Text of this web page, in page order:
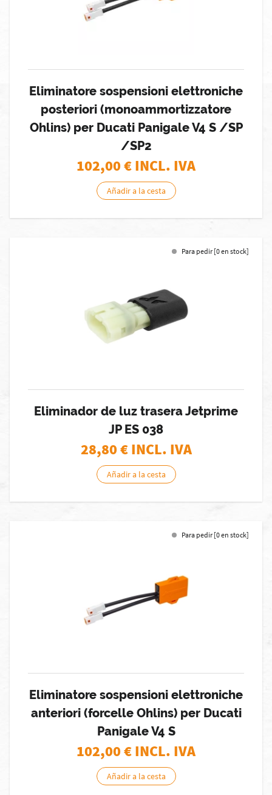
Eliminatore sospensioni elettroniche
posteriori (monoammortizzatore
Ohlins) per Ducati Panigale V4 S /SP
/SP2
102,00€ INCL. IVA
Añadir a la cesta
Para pedir [0 en stock]
Eliminador de luz trasera Jetprime
JP ES 038
28,80€ INCL. IVA
Añadir a la cesta
Para pedir [0 en stock]
Eliminatore sospensioni elettroniche
anteriori (forcelle Ohlins) per Ducati
Panigale V4 S
102,00€ INCL. IVA
Añadir a la cesta